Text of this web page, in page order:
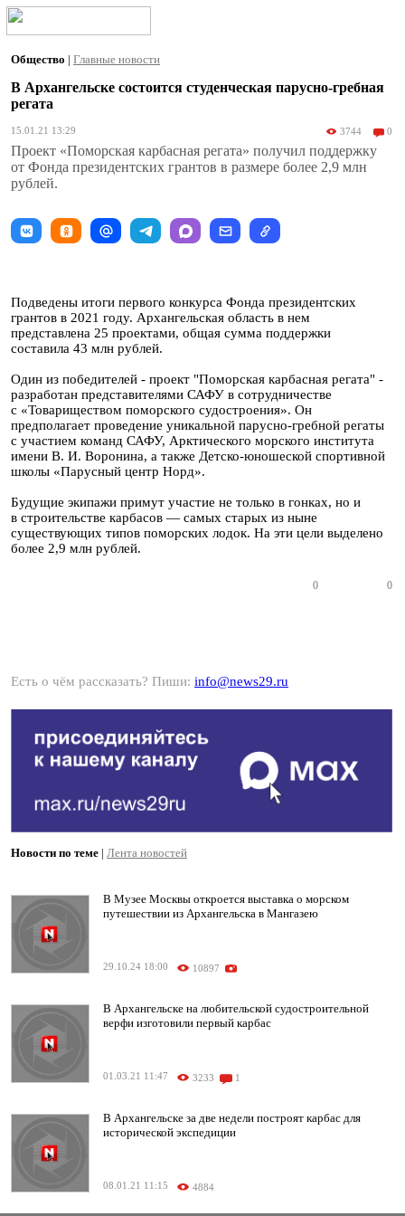
Общество | Главные новости
В Архангельске состоится студенческая парусно-гребная
регата
15.01.21 13:29 3744 0
Проект «Поморская карбасная регата» получил поддержку
от Фонда президентских грантов в размере более 2,9 млн
рублей.
Подведены итоги первого конкурса Фонда президентских
грантов в 2021 году. Архангельская область в нем
представлена 25 проектами, общая сумма поддержки
составила 43 млн рублей.
Один из победителей - проект "Поморская карбасная регата" -
разработан представителями САФУ в сотрудничестве
с «Товариществом поморского судостроения». Он
предполагает проведение уникальной парусно-гребной регаты
с участием команд САФУ, Арктического морского института
имени В. И. Воронина, а также Детско-юношеской спортивной
школы «Парусный центр Норд».
Будущие экипажи примут участие не только в гонках, но и
в строительстве карбасов — самых старых из ныне
существующих типов поморских лодок. На эти цели выделено
более 2,9 млн рублей.
0 0
Есть о чём рассказать? Пиши: info@news29.ru
Новости по теме | Лента новостей
В Музее Москвы откроется выставка о морском
путешествии из Архангельска в Мангазею
29.10.24 18:00 10897
В Архангельске на любительской судостроительной
верфи изготовили первый карбас
01.03.21 11:47 3233 1
В Архангельске за две недели построят карбас для
исторической экспедиции
08.01.21 11:15 4884